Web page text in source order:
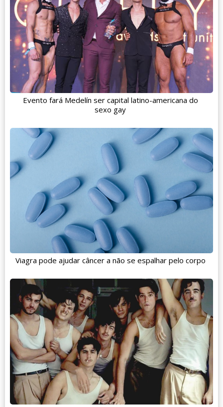
Evento fará Medelín ser capital latino-americana do
sexo gay
Viagra pode ajudar câncer a não se espalhar pelo corpo